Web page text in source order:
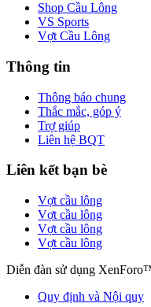
Shop Cầu Lông
VS Sports
Vợt Cầu Lông
Thông tin
Thông báo chung
Thắc mắc, góp ý
Trợ giúp
Liên hệ BQT
Liên kết bạn bè
Vợt cầu lông
Vợt cầu lông
Vợt cầu lông
Vợt cầu lông
Diễn đàn sử dụng
Quy định và Nội quy